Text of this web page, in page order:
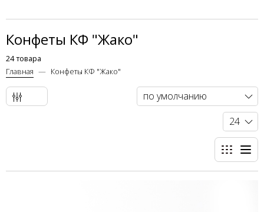
Конфеты КФ "Жако"
24 товара
Главная
Конфеты КФ "Жако"